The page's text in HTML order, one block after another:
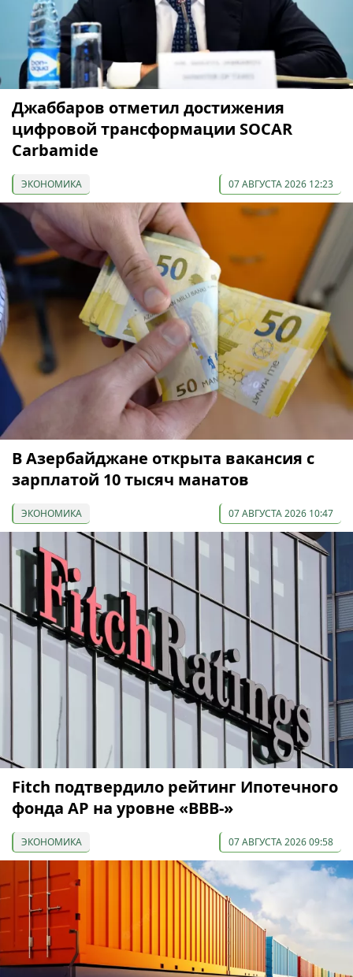
Джаббаров отметил достижения
цифровой трансформации SOCAR
Carbamide
ЭКОНОМИКА 07 АВГУСТА 2026 12:23
В Азербайджане открыта вакансия с
зарплатой 10 тысяч манатов
ЭКОНОМИКА 07 АВГУСТА 2026 10:47
Fitch подтвердило рейтинг Ипотечного
фонда АР на уровне «BBB-»
ЭКОНОМИКА 07 АВГУСТА 2026 09:58